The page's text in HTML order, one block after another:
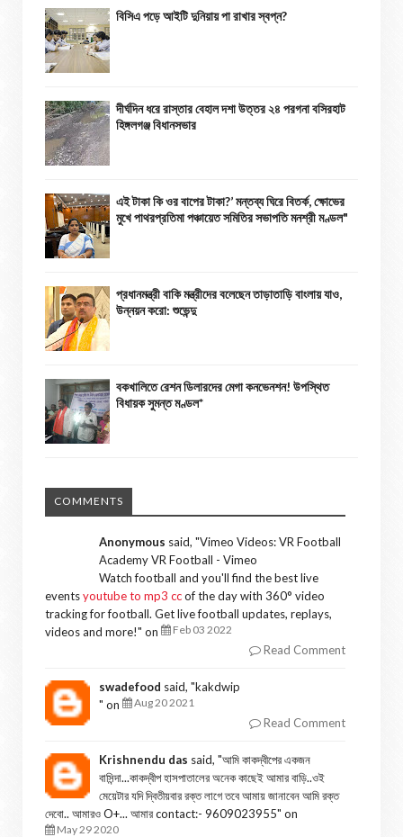
বিসিএ পড়ে আইটি দুনিয়ায় পা রাখার স্বপ্ন?
দীর্ঘদিন ধরে রাস্তার বেহাল দশা উত্তর ২৪ পরগনা বসিরহাট
হিঙ্গলগঞ্জ বিধানসভার
এই টাকা কি ওর বাপের টাকা?’ মন্তব্য ঘিরে বিতর্ক, ক্ষোভের
মুখে পাথরপ্রতিমা পঞ্চায়েত সমিতির সভাপতি মনশ্রী মণ্ডল"
প্রধানমন্ত্রী বাকি মন্ত্রীদের বলেছেন তাড়াতাড়ি বাংলায় যাও,
উন্নয়ন করো: শুভেন্দু
বকখালিতে রেশন ডিলারদের মেগা কনভেনশন! উপস্থিত
বিধায়ক সুমন্ত মণ্ডল*
COMMENTS
Anonymous said, "Vimeo Videos: VR Football
Academy VR Football - Vimeo
Watch football and you'll find the best live
eventsyoutube to mp3 ccof the day with 360° video
tracking for football. Get live football updates, replays,
videos and more!" on Feb 03 2022
Read Comment
swadefood said, "kakdwip
" on
Aug 20 2021
Read Comment
Krishnendu das said, "আমি কাকদ্বীপের একজন
বাসিন্দা...কাকদ্বীপ হাসপাতালের অনেক কাছেই আমার বাড়ি..ওই
মেয়েটার যদি দ্বিতীয়বার রক্ত লাগে তবে আমায় জানাবেন আমি রক্ত
দেবো.. আমারও O+... আমার contact:- 9609023955" on
May 29 2020